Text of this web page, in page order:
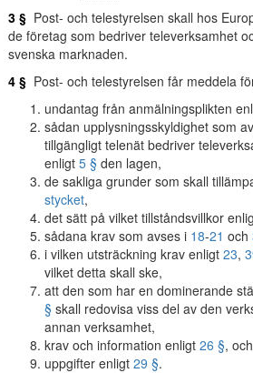
3 § Post- och telestyrelsen skall hos
de företag som bedriver televerksamhet
svenska marknaden.
4 § Post- och telestyrelsen får meddela
undantag från anmälningsplikten
sådan upplysningsskyldighet som
tillgängligt telenät bedriver
enligt 5 § den lagen,
de sakliga grunder som skall
stycket,
det sätt på vilket tillståndsvillkor
sådana krav som avses i 18-21 och
i vilken utsträckning krav enligt 23,
vilket detta skall ske,
att den som har en dominerande
§ skall redovisa viss del av den
annan verksamhet,
krav och information enligt 26 §, och
uppgifter enligt 29 §.